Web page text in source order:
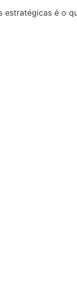
estratégicas é o